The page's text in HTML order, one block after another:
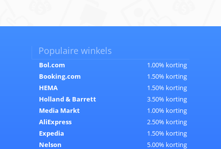
Populaire winkels
Bol.com
1.00% korting
Booking.com
1.50% korting
HEMA
1.50% korting
Holland & Barrett
3.50% korting
Media Markt
1.00% korting
AliExpress
2.50% korting
Expedia
1.50% korting
Nelson
5.00% korting